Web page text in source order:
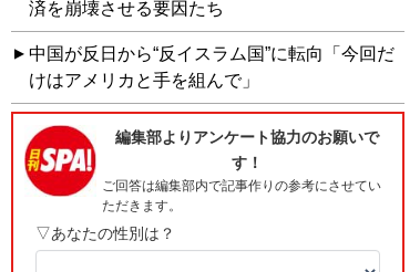
済を崩壊させる要因たち
中国が反日から“反イスラム国”に転向「今回だ
けはアメリカと手を組んで」